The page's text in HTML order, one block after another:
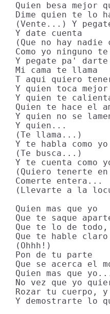
Quien besa mejor
Dime quien te lo
(Vente...) Y
Y date cuenta
(Que no hay nadie
Como yo ninguno
Y pegate pa' darte
Mi cama te llama
T aqui quiero
Y quien toca mejor
Y quien te
Quien te hace el
Y quien no se
Y quien...
(Te llama...)
Y te habla como yo
(Te busca...)
Y te cuenta como
(Quiero tenerte
Comerte entera...
(Llevarte a la
Quien mas que yo
Que te saque
Que te lo de todo,
Que te hable claro
(Ohhh!)
Pon de tu parte
Que se acerca el
Quien mas que
No vez que yo
Rozar tu cuerpo,
Y demostrarte lo